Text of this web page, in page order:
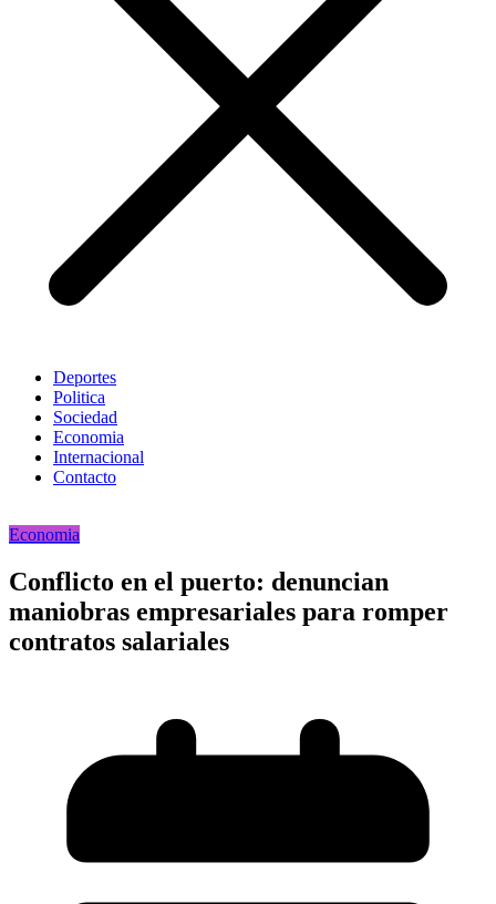
Deportes
Politica
Sociedad
Economia
Internacional
Contacto
Economia
Conflicto en el puerto: denuncian
maniobras empresariales para romper
contratos salariales